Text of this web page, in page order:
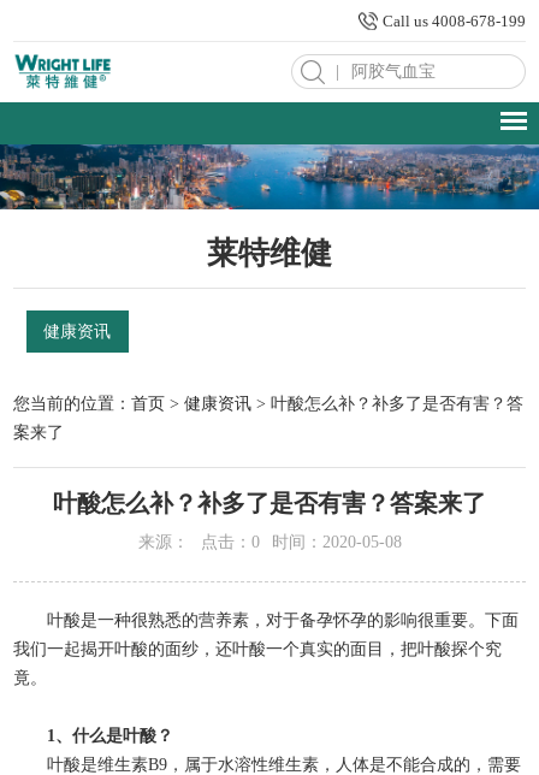
Call us 4008-678-199
莱特维健
健康资讯
您当前的位置：首页 >健康资讯 > 叶酸怎么补？补多了是否有害？答
案来了
叶酸怎么补？补多了是否有害？答案来了
来源： 点击：0 时间：2020-05-08
叶酸是一种很熟悉的营养素，对于备孕怀孕的影响很重要。下面
我们一起揭开叶酸的面纱，还叶酸一个真实的面目，把叶酸探个究
竟。
1、什么是叶酸？
叶酸是维生素B9，属于水溶性维生素，人体是不能合成的，需要